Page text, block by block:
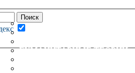
НОВЫЕ СООБЩЕНИЯ
НЕПРОЧИТАННЫЕ
ГУМАНИТАРНЫЕ ТЕОРИИ